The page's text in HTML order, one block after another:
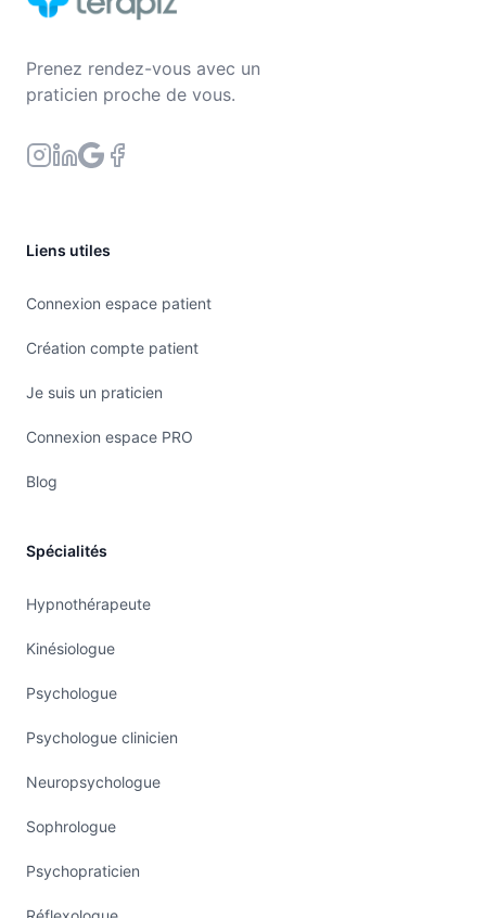
Prenez rendez-vous avec un
praticien proche de vous.
Liens utiles
Connexion espace patient
Création compte patient
Je suis un praticien
Connexion espace PRO
Blog
Spécialités
Hypnothérapeute
Kinésiologue
Psychologue
Psychologue clinicien
Neuropsychologue
Sophrologue
Psychopraticien